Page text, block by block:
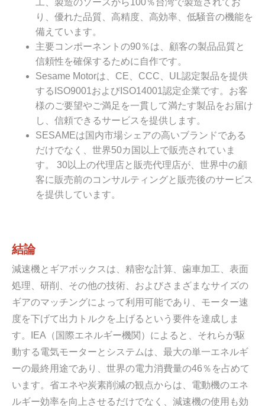
工、製造のソースから100％台湾で製造されてお
り、優れた品質、高精度、高効率、低騒音の機能を
備えています。
主要コンポーネントの90％は、顧客の製品品質と
信頼性を確保するために自作です。
Sesame Motorは、CE、CCC、UL認定製品を提供
するISO9001およびISO14001認定企業です。お客
様のご要望やご満足を一貫して満たす製品をお届け
し、信頼できるサービスを提供します。
SESAMEは国内市場シェアの高いブランドである
だけでなく、世界50カ国以上で販売されていま
す。 30以上の代理店と販売代理店が、世界中の顧
客に販売前のコンサルティングと販売後のサービス
を提供しています。
結論
減速機とギアボックスは、精密な計算、歯車加工、表面
処理、研削、その他の技術、およびさまざまなサイズの
ギアのマッチングによって利用可能であり、モーター速
度を下げて出力トルクを上げるという要件を達成しま
す。IEA（国際エネルギー機関）によると、それらが駆
動する電気モーターとシステムは、最大の単一エネルギ
ーの最終用途であり、世界の電力消費量の46％を占めて
います。省エネや炭素削減の観点からは、電動機のエネ
ルギー効率を向上させるだけでなく、減速機の使用も効